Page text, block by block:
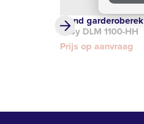
Wand garderoberek
Easy DLM 1100-HH
Prijs op aanvraag